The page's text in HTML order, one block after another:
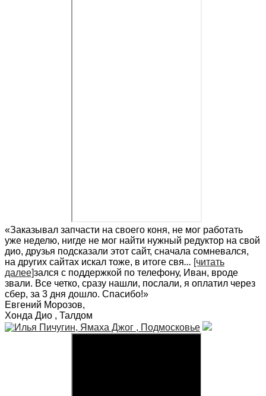
«Заказывал запчасти на своего коня, не мог работать
уже неделю, нигде не мог найти нужный редуктор на свой
дио, друзья подсказали этот сайт, сначала сомневался,
на других сайтах искал тоже, в итоге свя... [читать
далее]зался с поддержкой по телефону, Иван, вроде
звали. Все четко, сразу нашли, послали, я оплатил через
сбер, за 3 дня дошло. Спасибо!»
Евгений Морозов,
Хонда Дио , Талдом